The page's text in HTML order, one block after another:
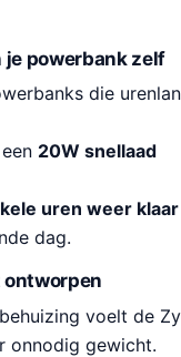
je powerbank zelf
die
20W snellaad
uren weer klaar
dag.
ontworpen
voelt de
onnodig gewicht.